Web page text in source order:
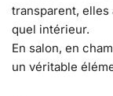
transparent, elles
quel intérieur.
En salon, en
un véritable